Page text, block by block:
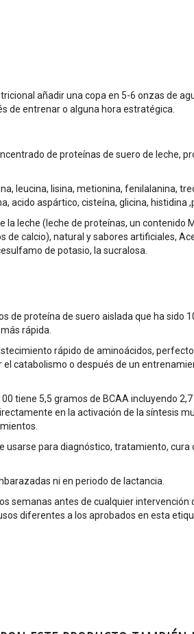
añadir una copa en 5-6 onzas de
de entrenar o alguna hora estratégica.
de proteínas de suero de leche,
leucina, lisina, metionina, fenilalanina,
acido aspártico, cisteína, glicina, histidina
la leche (leche de proteínas, un contenido
de calcio), natural y sabores artificiales,
de potasio, la sucralosa.
de proteína de suero aislada que ha sido
rápida.
rápido de aminoácidos,
catabolismo o después de un
tiene 5,5 gramos de BCAA incluyendo
en la activación de la síntesis
usarse para diagnóstico, tratamiento, cura
ni en periodo de lactancia.
semanas antes de cualquier intervención
diferentes a los aprobados en esta